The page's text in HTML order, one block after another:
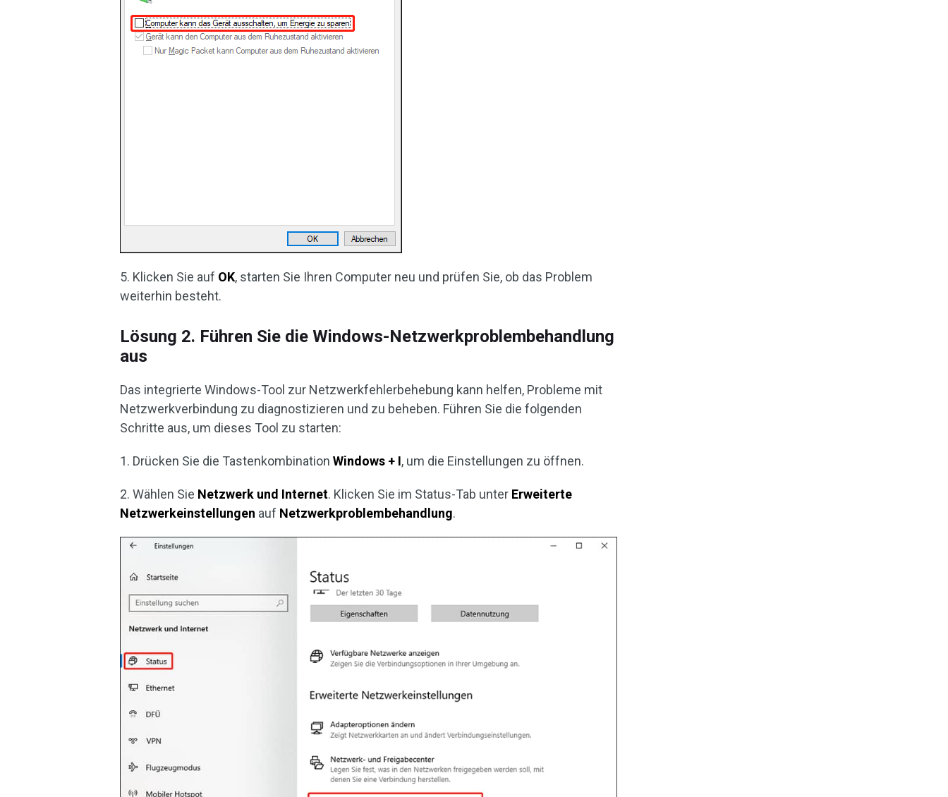
5. Klicken Sie auf OK, starten Sie Ihren Computer neu und prüfen Sie, ob das Problem
weiterhin besteht.
Lösung 2. Führen Sie die Windows-Netzwerkproblembehandlung
aus
Das integrierte Windows-Tool zur Netzwerkfehlerbehebung kann helfen, Probleme mit
Netzwerkverbindung zu diagnostizieren und zu beheben. Führen Sie die folgenden
Schritte aus, um dieses Tool zu starten:
1. Drücken Sie die TastenkombinationWindows + I, um die Einstellungen zu öffnen.
2. Wählen Sie Netzwerk und Internet. Klicken Sie im Status-Tab unter Erweiterte
Netzwerkeinstellungen auf Netzwerkproblembehandlung.